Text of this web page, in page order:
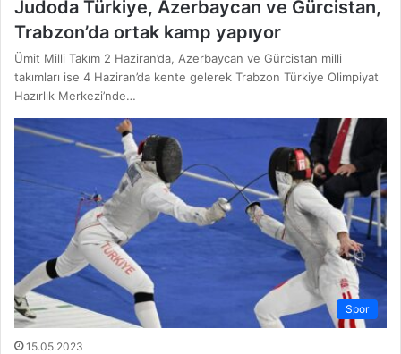
Judoda Türkiye, Azerbaycan ve Gürcistan,
Trabzon’da ortak kamp yapıyor
Ümit Milli Takım 2 Haziran’da, Azerbaycan ve Gürcistan milli
takımları ise 4 Haziran’da kente gelerek Trabzon Türkiye Olimpiyat
Hazırlık Merkezi’nde…
Spor
15.05.2023